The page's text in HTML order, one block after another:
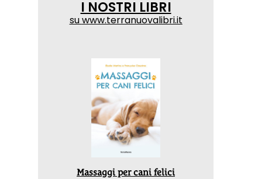
I NOSTRI LIBRI
suwww.terranuovalibri.it
Massaggi per cani felici